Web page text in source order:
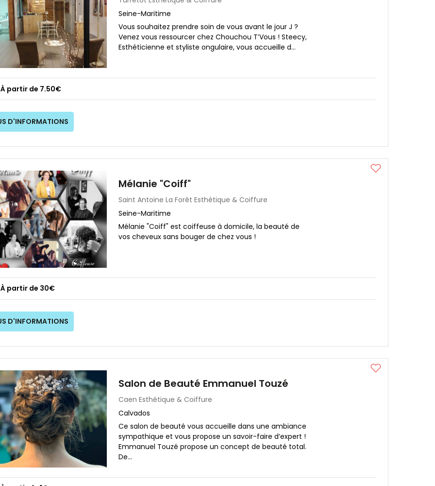
Seine-Maritime
Vous souhaitez prendre soin de vous avant le jour J ?
Venez vous ressourcer chez Chouchou T’Vous ! Steecy,
Esthéticienne et styliste ongulaire, vous accueille d...
À partir de 7.50€
D'INFORMATIONS
Mélanie "Coiff"
Saint Antoine La Forêt Esthétique & Coiffure
Seine-Maritime
Mélanie "Coiff" est coiffeuse à domicile, la beauté de
vos cheveux sans bouger de chez vous !
À partir de 30€
D'INFORMATIONS
Salon de Beauté Emmanuel Touzé
Caen Esthétique & Coiffure
Calvados
Ce salon de beauté vous accueille dans une ambiance
sympathique et vous propose un savoir-faire d’expert !
Emmanuel Touzé propose un concept de beauté total.
De...